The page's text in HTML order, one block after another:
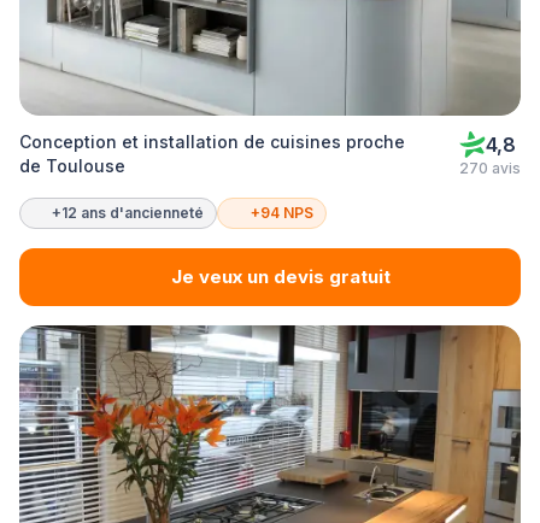
Conception et installation de cuisines proche
de Toulouse
4,8
270 avis
+12 ans d'ancienneté +94 NPS
Je veux un devis gratuit